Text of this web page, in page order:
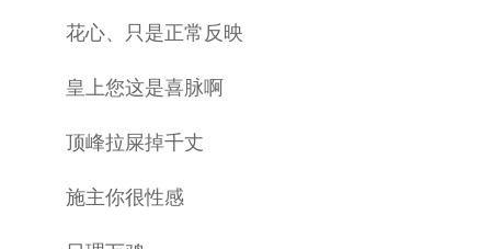
花心、只是正常反映
皇上您这是喜脉啊
顶峰拉屎掉千丈
施主你很性感